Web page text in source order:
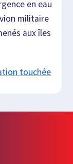
en eau
militaire
aux îles
touchée